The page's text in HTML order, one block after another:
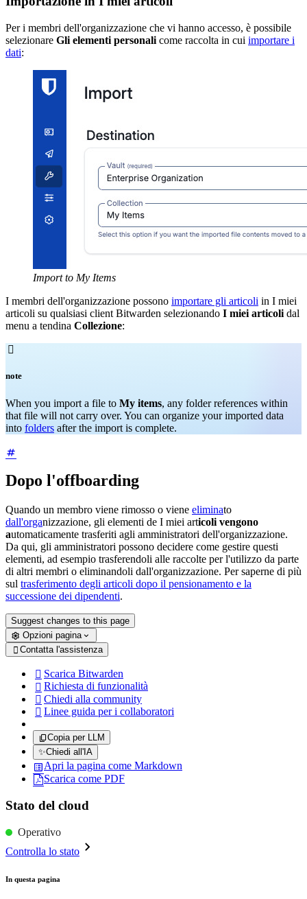
Per i membri dell'organizzazione che vi hanno accesso, è possibile
selezionare Gli elementi personali come raccolta in cui importare i
dati:
Import to My Items
I membri dell'organizzazione possono importare gli articoli in I miei
articoli su qualsiasi client Bitwarden selezionando I miei articoli dal
menu a tendina Collezione:

note
When you import a file to My items, any folder references within
that file will not carry over. You can organize your imported data
into folders after the import is complete.
Dopo l'offboarding
Quando un membro viene rimosso o viene eliminato
dall'organizzazione, gli elementi de I miei articoli vengono
automaticamente trasferiti agli amministratori dell'organizzazione.
Da qui, gli amministratori possono decidere come gestire questi
elementi, ad esempio trasferendoli alle raccolte per l'utilizzo da parte
di altri membri o eliminandoli dall'organizzazione. Per saperne di più
sul trasferimento degli articoli dopo il pensionamento e la
successione dei dipendenti.
Suggest changes to this page
Opzioni pagina
 Contatta l'assistenza
 Scarica Bitwarden
 Richiesta di funzionalità
 Chiedi alla community
 Linee guida per i collaboratori
Copia per LLM
✨Chiedi all'IA
Apri la pagina come Markdown
Scarica come PDF
Stato del cloud
Operativo
Controlla lo stato
In questa pagina